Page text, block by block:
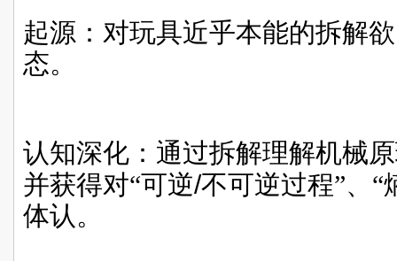
起源：对玩具近乎本能的拆解
态。
认知深化：通过拆解理解机械
并获得对“可逆/不可逆过程”、“
体认。